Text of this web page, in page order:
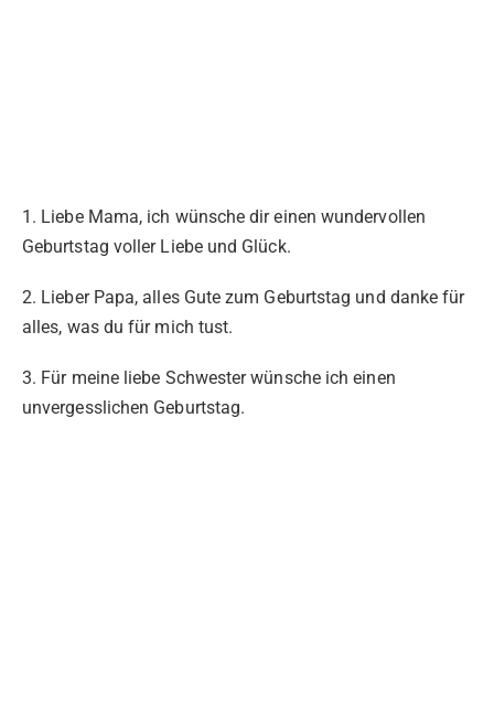
1. Liebe Mama, ich wünsche dir einen wundervollen
Geburtstag voller Liebe und Glück.
2. Lieber Papa, alles Gute zum Geburtstag und danke für
alles, was du für mich tust.
3. Für meine liebe Schwester wünsche ich einen
unvergesslichen Geburtstag.